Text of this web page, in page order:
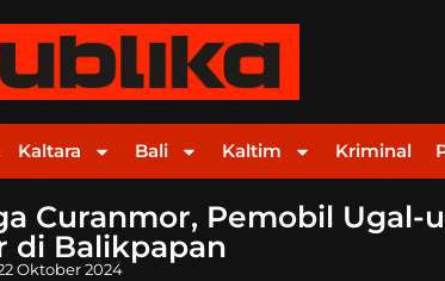
Kaltara Bali Kaltim Kriminal
Curanmor, Pemobil Ugal-
di Balikpapan
Oktober 2024